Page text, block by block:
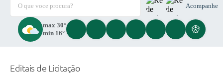
O que voce procura? Acompanhe
max 30°
min 16°
Editais de Licitação